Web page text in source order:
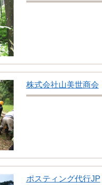
株式会社山美世商会
ポスティング代行JP